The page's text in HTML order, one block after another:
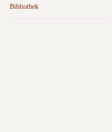
Bibliothek